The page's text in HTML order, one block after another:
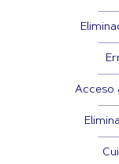
Acceso